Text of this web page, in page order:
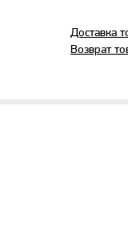
Доставка
Возврат